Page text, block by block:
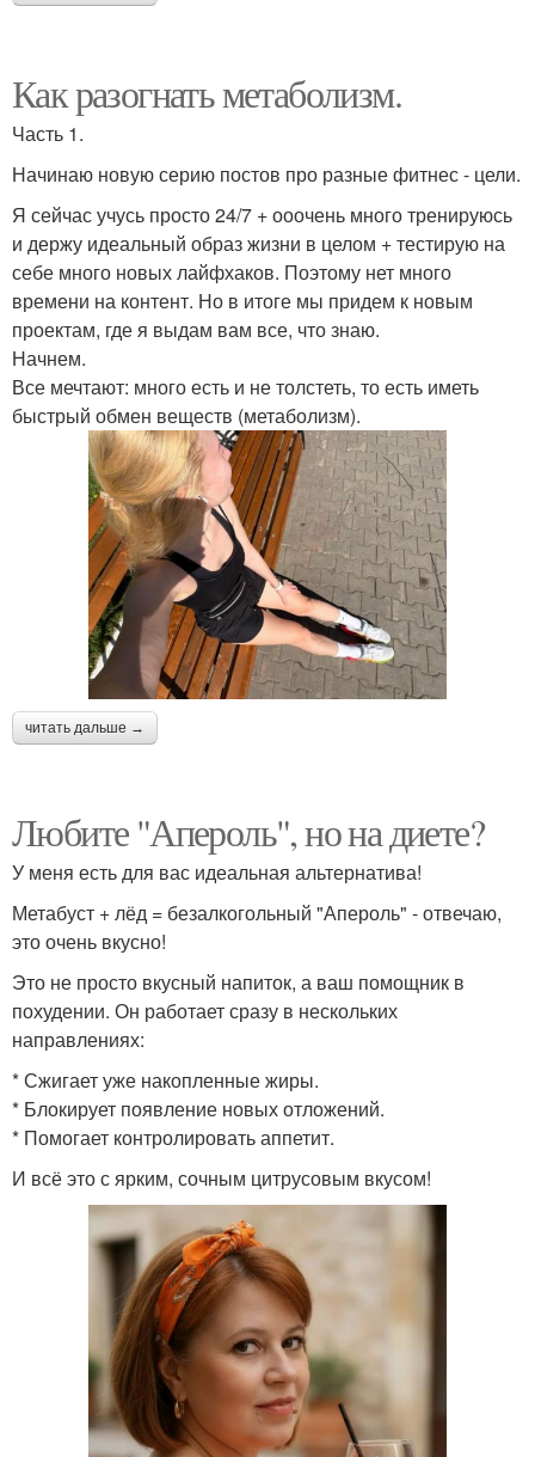
Как разогнать метаболизм.
Часть 1.
Начинаю новую серию постов про разные фитнес - цели.
Я сейчас учусь просто 24/7 + ооочень много тренируюсь
и держу идеальный образ жизни в целом + тестирую на
себе много новых лайфхаков. Поэтому нет много
времени на контент. Но в итоге мы придем к новым
проектам, где я выдам вам все, что знаю.
Начнем.
Все мечтают: много есть и не толстеть, то есть иметь
быстрый обмен веществ (метаболизм).
читать дальше →
Любите "Апероль", но на диете?
У меня есть для вас идеальная альтернатива!
Метабуст + лёд = безалкогольный "Апероль" - отвечаю,
это очень вкусно!
Это не просто вкусный напиток, а ваш помощник в
похудении. Он работает сразу в нескольких
направлениях:
* Сжигает уже накопленные жиры.
* Блокирует появление новых отложений.
* Помогает контролировать аппетит.
И всё это с ярким, сочным цитрусовым вкусом!